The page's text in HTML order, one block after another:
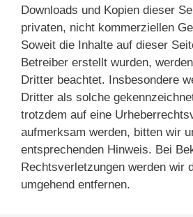
Downloads und Kopien dieser
privaten, nicht kommerziellen
Soweit die Inhalte auf dieser
Betreiber erstellt wurden,
Dritter beachtet. Insbesondere
Dritter als solche
trotzdem auf eine
aufmerksam werden, bitten wir
entsprechenden Hinweis. Bei
Rechtsverletzungen werden wir
umgehend entfernen.